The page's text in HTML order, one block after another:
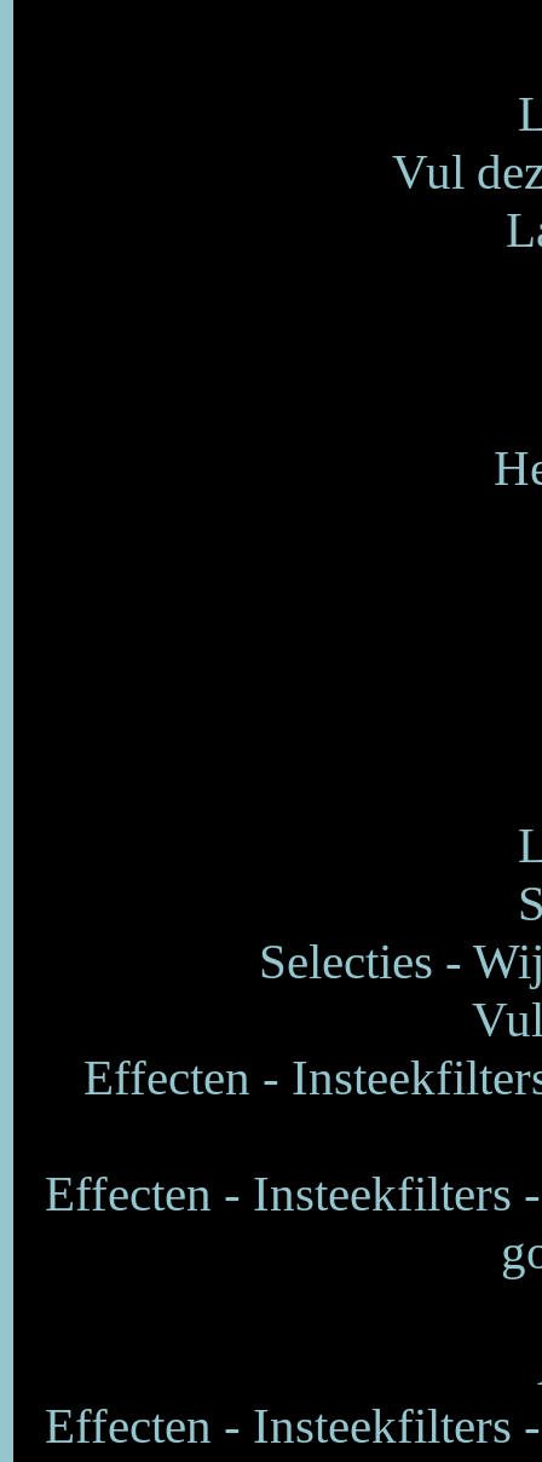
Vul
Selecties -
Effecten -
Effecten - Insteekfilters
Effecten - Insteekfilters